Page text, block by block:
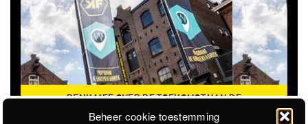
Beheer cookie toestemming
DENK MEE OVER DE TOEKOMST VAN DE
KROEPOEKFABRIEK